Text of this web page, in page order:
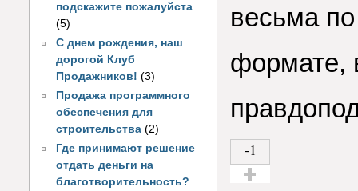
подскажите пожалуйста
(5)
С днем рождения, наш
дорогой Клуб
Продажников! (3)
Продажа программного
обеспечения для
строительства (2)
Где принимают решение
отдать деньги на
благотворительность?
весьма
формате,
-1